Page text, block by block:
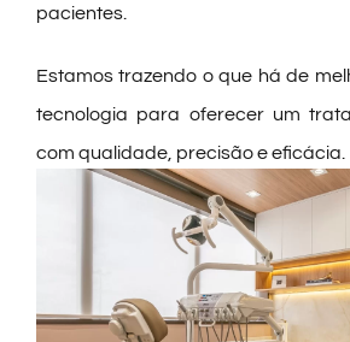
pacientes.
Estamos trazendo o que há de
tecnologia para oferecer um
com qualidade, precisão e eficácia.